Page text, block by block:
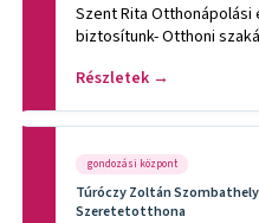
Szent Rita
biztosítunk- Otthoni
Részletek →
gondozási központ
Túróczy Zoltán
Szeretetotthona